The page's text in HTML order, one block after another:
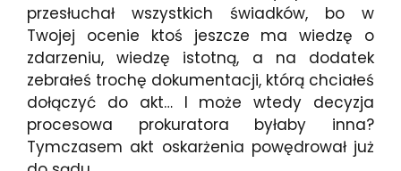
przesłuchał wszystkich świadków, bo w
Twojej ocenie ktoś jeszcze ma wiedzę o
zdarzeniu, wiedzę istotną, a na dodatek
zebrałeś trochę dokumentacji, którą chciałeś
dołączyć do akt… I może wtedy decyzja
procesowa prokuratora byłaby inna?
Tymczasem akt oskarżenia powędrował już